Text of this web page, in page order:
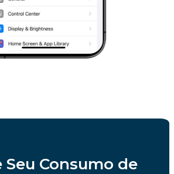
Seu Consumo de